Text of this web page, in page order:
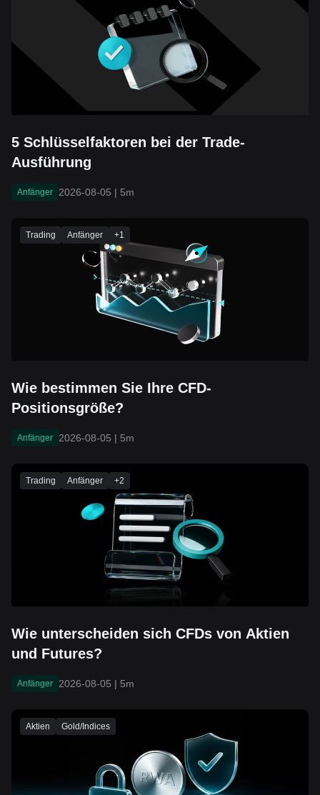
5 Schlüsselfaktoren bei der Trade-
Ausführung
Anfänger 2026-08-05 | 5m
Trading Anfänger +1
Wie bestimmen Sie Ihre CFD-
Positionsgröße?
Anfänger 2026-08-05 | 5m
Trading Anfänger +2
Wie unterscheiden sich CFDs von Aktien
und Futures?
Anfänger 2026-08-05 | 5m
Aktien Gold/Indices